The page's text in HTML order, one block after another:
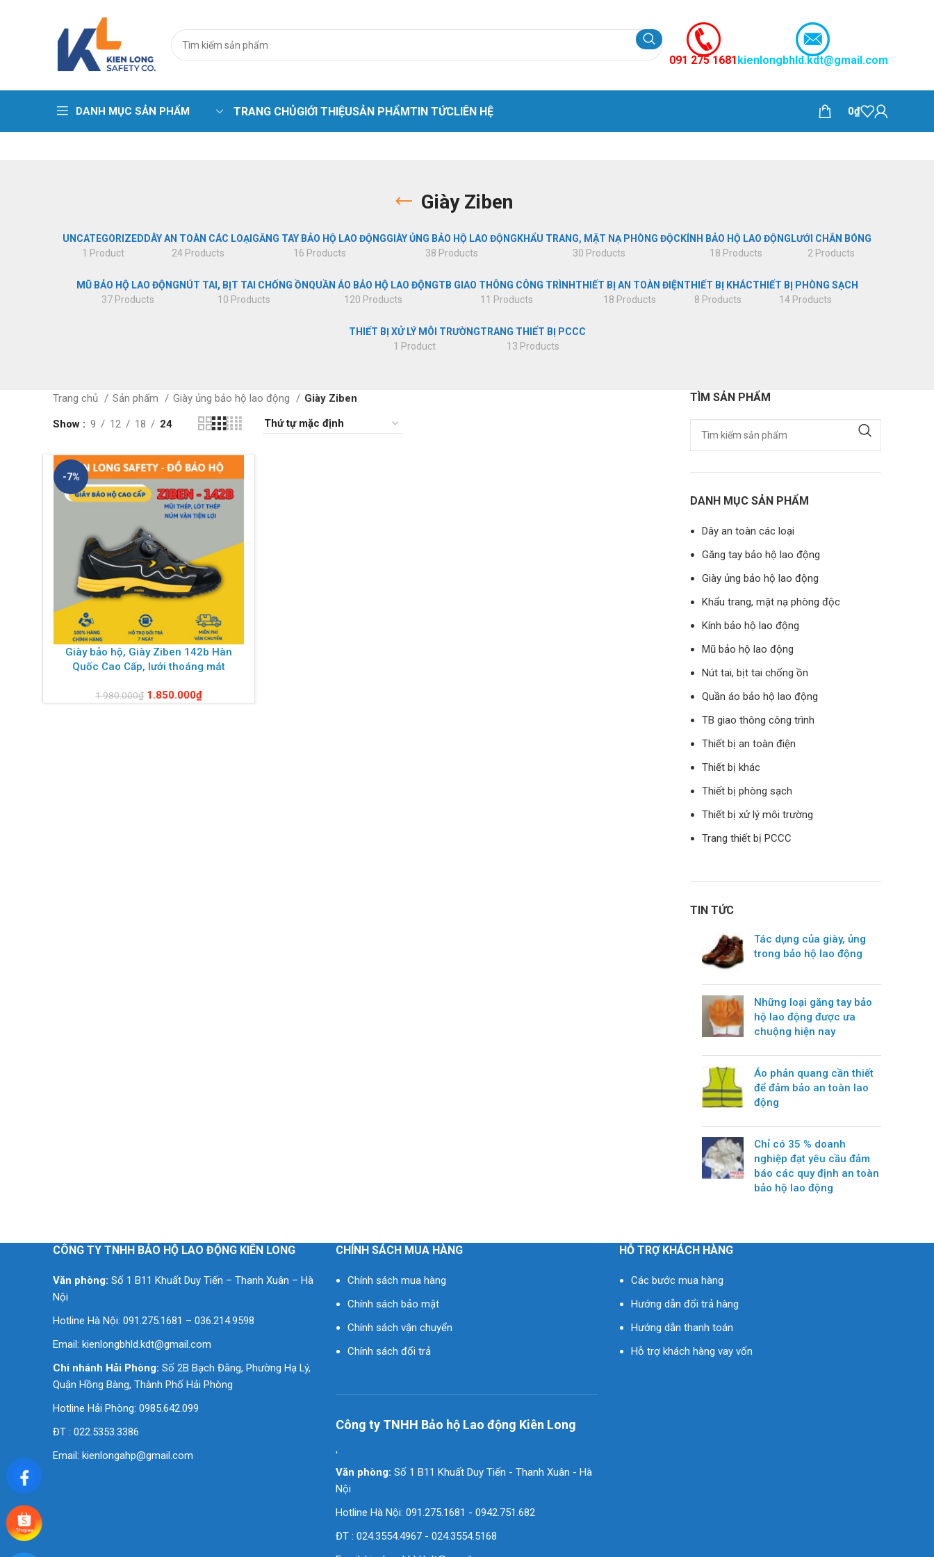
091 275 1681kienlongbhld.kdt@gmail.com
DANH MỤC SẢN PHẨM
Áo lưới phản quang
Bộ sưu tập maket quần áo
Quần áo chịu hóa chất
Quần áo chịu nhiệt cách
Bảng mã vải
TRANG CHỦGIỚI THIỆUSẢN PHẨMTIN TỨCLIÊN HỆ 0₫
Giày Ziben
UNCATEGORIZED
1 Product
DÂY AN TOÀN CÁC LOẠI
24 Products
GĂNG TAY BẢO HỘ LAO ĐỘNG
16 Products
GIÀY ỦNG BẢO HỘ LAO ĐỘNG
38 Products
KHẨU TRANG, MẶT NẠ PHÒNG ĐỘC
30 Products
KÍNH BẢO HỘ LAO ĐỘNG
18 Products
LƯỚI CHẮN BÓNG
2 Products
MŨ BẢO HỘ LAO ĐỘNG
37 Products
NÚT TAI, BỊT TAI CHỐNG ỒN
10 Products
QUẦN ÁO BẢO HỘ LAO ĐỘNG
120 Products
TB GIAO THÔNG CÔNG TRÌNH
11 Products
THIẾT BỊ AN TOÀN ĐIỆN
18 Products
THIẾT BỊ KHÁC
8 Products
THIẾT BỊ PHÒNG SẠCH
14 Products
THIẾT BỊ XỬ LÝ MÔI TRƯỜNG
1 Product
TRANG THIẾT BỊ PCCC
13 Products
TÌM SẢN PHẨM
DANH MỤC SẢN PHẨM
Dây an toàn các loại
Găng tay bảo hộ lao động
Giày ủng bảo hộ lao động
Khẩu trang, mặt nạ phòng độc
Kính bảo hộ lao động
Mũ bảo hộ lao động
Nút tai, bịt tai chống ồn
Quần áo bảo hộ lao động
TB giao thông công trình
Thiết bị an toàn điện
Thiết bị khác
Thiết bị phòng sạch
Thiết bị xử lý môi trường
Trang thiết bị PCCC
TIN TỨC
Tác dụng của giày, ủng
trong bảo hộ lao động
Những loại găng tay bảo
hộ lao động được ưa
chuộng hiện nay
Áo phản quang cần thiết
để đảm bảo an toàn lao
động
Chỉ có 35 % doanh
nghiệp đạt yêu cầu đảm
báo các quy định an toàn
bảo hộ lao động
Trang chủ Sản phẩm Giày ủng bảo hộ lao động Giày Ziben
Show 9 12 18 24
-7%
Giày bảo hộ, Giày Ziben 142b Hàn
Quốc Cao Cấp, lưới thoáng mát
1.980.000₫ 1.850.000₫
CÔNG TY TNHH BẢO HỘ LAO ĐỘNG KIÊN LONG
Văn phòng: Số 1 B11 Khuất Duy Tiến – Thanh Xuân – Hà
Nội
Hotline Hà Nội: 091.275.1681 – 036.214.9598
Email: kienlongbhld.kdt@gmail.com
Chi nhánh Hải Phòng: Số 2B Bạch Đằng, Phường Hạ Lý,
Quận Hồng Bàng, Thành Phố Hải Phòng
Hotline Hải Phòng: 0985.642.099
ĐT : 022.5353.3386
Email: kienlongahp@gmail.com
CHÍNH SÁCH MUA HÀNG
Chính sách mua hàng
Chính sách bảo mật
Chính sách vận chuyển
Chính sách đổi trả
Công ty TNHH Bảo hộ Lao động Kiên Long
'
Văn phòng: Số 1 B11 Khuất Duy Tiến - Thanh Xuân - Hà
Nội
Hotline Hà Nội: 091.275.1681 - 0942.751.682
ĐT : 024.3554.4967 - 024.3554.5168
HỖ TRỢ KHÁCH HÀNG
Các bước mua hàng
Hướng dẫn đổi trả hàng
Hướng dẫn thanh toán
Hỗ trợ khách hàng vay vốn